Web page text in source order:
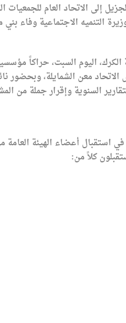
إلى الاتحاد العام للجمعيات
التنميه الاجتماعية وفاء
اليوم السبت، حراكاً
الاتحاد معن الشمايلة، وبحضور
السنوية وإقرار جملة من
في استقبال أعضاء الهيئة